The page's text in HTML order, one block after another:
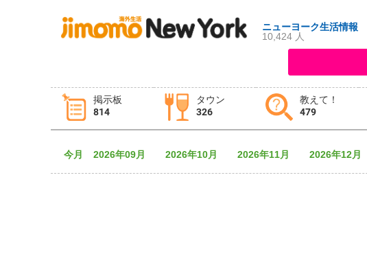
ニューヨーク生活情報
10,424 人
掲示板
814
タウン
326
教えて！
479
タウン情報
今月 2026年09月 2026年10月 2026年11月 2026年12月